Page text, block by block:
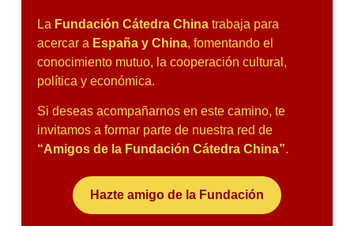
La Fundación Cátedra China trabaja para
acercar a España y China, fomentando el
conocimiento mutuo, la cooperación cultural,
política y económica.
Si deseas acompañarnos en este camino, te
invitamos a formar parte de nuestra red de
“Amigos de la Fundación Cátedra China”.
Hazte amigo de la Fundación